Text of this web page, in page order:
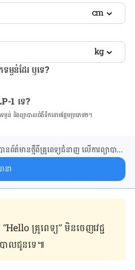
cm
kg
ងន់ដែរ ឬទេ?
1 ទេ?
ម្ងន់ និង​ព្យា​បាល​ជំ​ងឺ​ទឹក​នោម​ផ្អែម​ប្រភេទ២។
ព័ត៌​មាន​ថ្មី​ពី​គ្រូពេទ្យ​ជំនាញ លើ​ការ​ព្យា​បាល​
ក្នុង​ប្រអប់​សារ​របស់​អ្នក។
ា
គ្រូពេទ្យ” មិន​ចេញ​វេជ្ជ
បាល​ជូន​ទេ៕